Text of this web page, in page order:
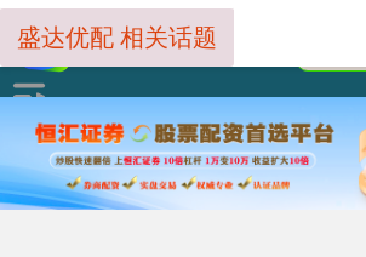
盛达优配 相关话题